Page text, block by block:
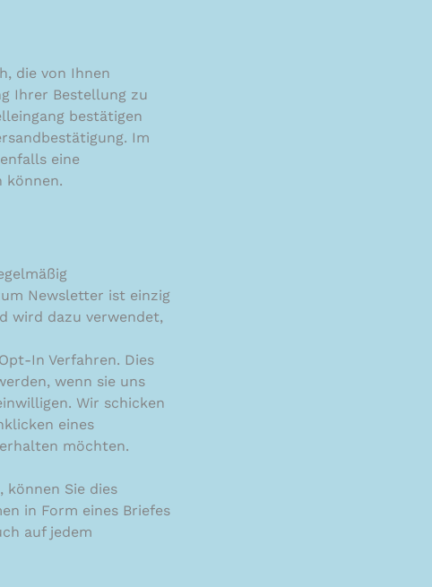
die von Ihnen
Ihrer Bestellung zu
bestätigen
Im
eine
können.
Newsletter ist einzig
wird dazu verwendet,
In Verfahren. Dies
wenn sie uns
Wir schicken
eines
möchten.
Sie dies
in Form eines Briefes
auf jedem